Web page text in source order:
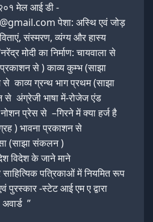
मेल आई डी -
पेशा: अस्थि एवं जोड़
संस्मरण, व्यंग्य और हास्य
मोदी का निर्माण: चायवाला से
से ) काव्य कुम्भ (साझा
काव्य ग्रन्थ भाग प्रथम (साझा
अंग्रेजी भाषा में-रोजेज एंड
प्रेस से –गिरने में क्या हर्ज है
) भावना प्रकाशन से
(साझा संकलन )
विदेश के जाने माने
पत्रिकाओं में नियमित रूप
-स्टेट आई एम ए द्वारा
”